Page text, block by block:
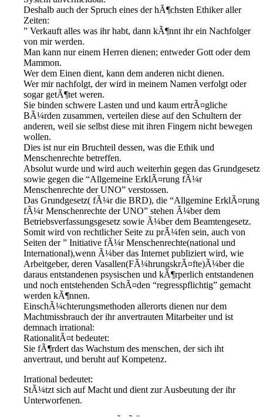
Deshalb auch der Spruch eines der hÃ¶chsten Ethiker aller
Zeiten:
” Verkauft alles was ihr habt, dann kÃ¶nnt ihr ein Nachfolger
von mir werden.
Man kann nur einem Herren dienen; entweder Gott oder dem
Mammon.
Wer dem Einen dient, kann dem anderen nicht dienen.
Wer mir nachfolgt, der wird in meinem Namen verfolgt oder
sogar getÃ¶tet weren.
Sie binden schwere Lasten und und kaum ertrÃ¤gliche
BÃ¼rden zusammen, verteilen diese auf den Schultern der
anderen, weil sie selbst diese mit ihren Fingern nicht bewegen
wollen.
Dies ist nur ein Bruchteil dessen, was die Ethik und
Menschenrechte betreffen.
Absolut wurde und wird auch weiterhin gegen das Grundgesetz
sowie gegen die “Allgemeine ErklÃ¤rung fÃ¼r
Menschenrechte der UNO” verstossen.
Das Grundgesetz( fÃ¼r die BRD), die “Allgemine ErklÃ¤rung
fÃ¼r Menschenrechte der UNO” stehen Ã¼ber dem
Betriebsverfassungsgesetz sowie Ã¼ber dem Beamtengesetz.
Somit wird von rechtlicher Seite zu prÃ¼fen sein, auch von
Seiten der ” Initiative fÃ¼r Menschenrechte(national und
International),wenn Ã¼ber das Internet publiziert wird, wie
Arbeitgeber, deren Vasallen(FÃ¼hrungskrÃ¤fte)Ã¼ber die
daraus entstandenen psysischen und kÃ¶rperlich entstandenen
und noch entstehenden SchÃ¤den “regresspflichtig” gemacht
werden kÃ¶nnen.
EinschÃ¼chterungsmethoden allerorts dienen nur dem
Machtmissbrauch der ihr anvertrauten Mitarbeiter und ist
demnach irrational:
RationalitÃ¤t bedeutet:
Sie fÃ¶rdert das Wachstum des menschen, der sich iht
anvertraut, und beruht auf Kompetenz.
Irrational bedeutet:
StÃ¼tzt sich auf Macht und dient zur Ausbeutung der ihr
Unterworfenen.